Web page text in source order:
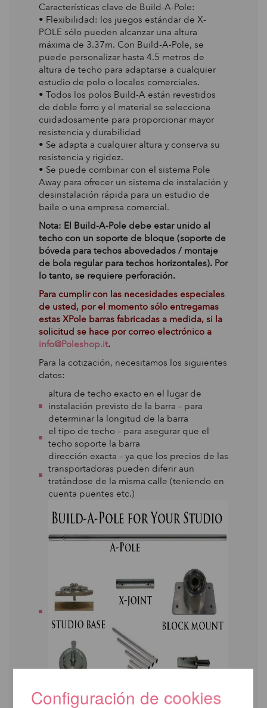
Características clave de Build-A-Pole:
• Flexibilidad: los juegos estándar de X-
POLE sólo pueden alcanzar una altura
máxima de 3.37m. Con Build-A-Pole, se
puede personalizar hasta 4.5 metros de
altura de techo para adaptarse a cualquier
estudio de polo o locales comerciales.
• Todos los polos Build-A están revestidos
de doble forro y el material se selecciona
cuidadosamente para proporcionar mayor
resistencia y durabilidad
• Se adapta a cualquier altura y conserva su
resistencia y rigidez.
• Se puede combinar con el sistema Pole
Away para ofrecer un sistema de instalación y
desinstalación rápida para un estudio de
baile o una empresa comercial.
Nota: El Build-A-Pole debe estar unido al
techo con un soporte de bloque (soporte de
bóveda para techos abovedados / montaje
de bola regular para techos horizontales). Por
lo tanto, se requiere perforación.
Para cumplir con las necesidades especiales
de usted, por el momento sólo entregamas
estas XPole barras fabricadas a medida, si la
solicitud se hace por correo electrónico a
info@Poleshop.it.
Para la cotización, necesitamos los siguientes
datos:
altura de techo exacto en el lugar de
instalación previsto de la barra – para
determinar la longitud de la barra
el tipo de techo – para asegurar que el
techo soporte la barra
dirección exacta – ya que los precios de las
transportadoras pueden diferir aun
tratándose de la misma calle (teniendo en
cuenta puentes etc.)
Configuración de cookies